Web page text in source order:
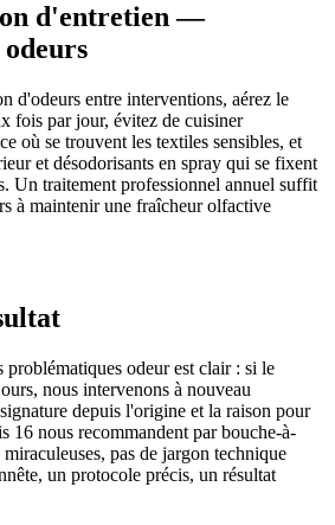
d'entretien —
d'odeurs entre interventions, aérez le
fois par jour, évitez de cuisiner
où se trouvent les textiles sensibles, et
et désodorisants en spray qui se fixent
Un traitement professionnel annuel suffit
à maintenir une fraîcheur olfactive
problématiques odeur est clair : si le
nous intervenons à nouveau
depuis l'origine et la raison pour
16 nous recommandent par bouche-à-
pas de jargon technique
un protocole précis, un résultat